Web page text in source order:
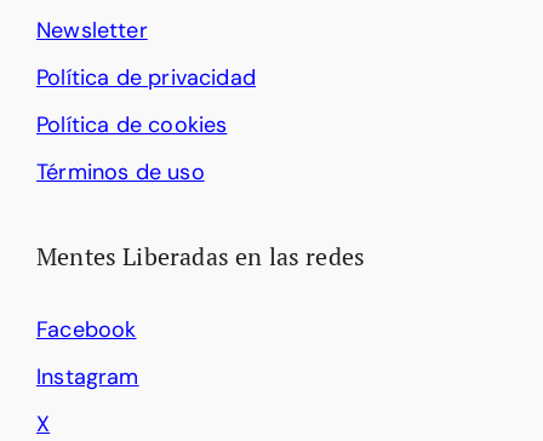
Newsletter
Política de privacidad
Política de cookies
Términos de uso
Mentes Liberadas en las redes
Facebook
Instagram
X